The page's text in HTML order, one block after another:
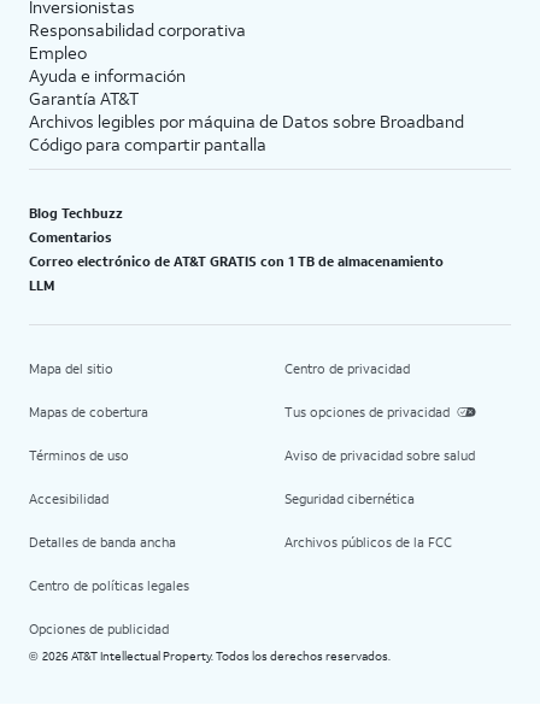
Inversionistas
Responsabilidad corporativa
Empleo
Ayuda e información
Garantía AT&T
Archivos legibles por máquina de Datos sobre Broadband
Código para compartir pantalla
Blog Techbuzz
Comentarios
Correo electrónico de AT&T GRATIS con 1 TB de almacenamiento
LLM
Mapa del sitio
Mapas de cobertura
Términos de uso
Accesibilidad
Detalles de banda ancha
Centro de políticas legales
Opciones de publicidad
Centro de privacidad
Tus opciones de privacidad
Aviso de privacidad sobre salud
Seguridad cibernética
Archivos públicos de la FCC
© 2026 AT&T Intellectual Property. Todos los derechos reservados.